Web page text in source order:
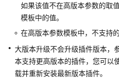
域）
用
户
指
南
如果该值不在高版本参数的取
模板中的值。
在高版本参数模板中，不支持
大版本升级不会升级插件版本，
本支持更高版本的插件，您可以
载并重新安装最新版本插件。